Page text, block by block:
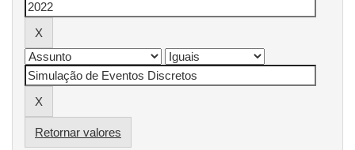
Retornar valores